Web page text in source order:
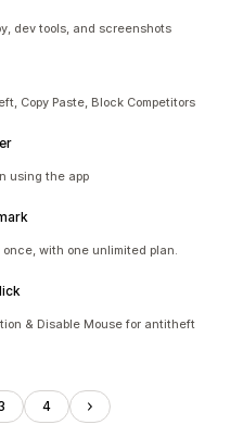
dev tools, and screenshots
Copy Paste, Block Competitors
using the app
with one unlimited plan.
& Disable Mouse for antitheft
4